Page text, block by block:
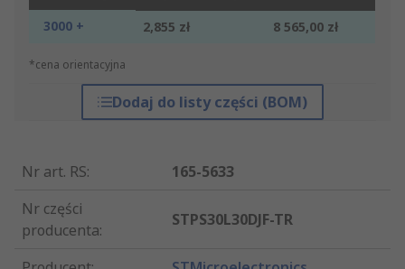
3000 + 2,855 zł 8 565,00 zł
*cena orientacyjna
Dodaj do listy części (BOM)
Nr art. RS:
165-5633
Nr części
producenta:
STPS30L30DJF-TR